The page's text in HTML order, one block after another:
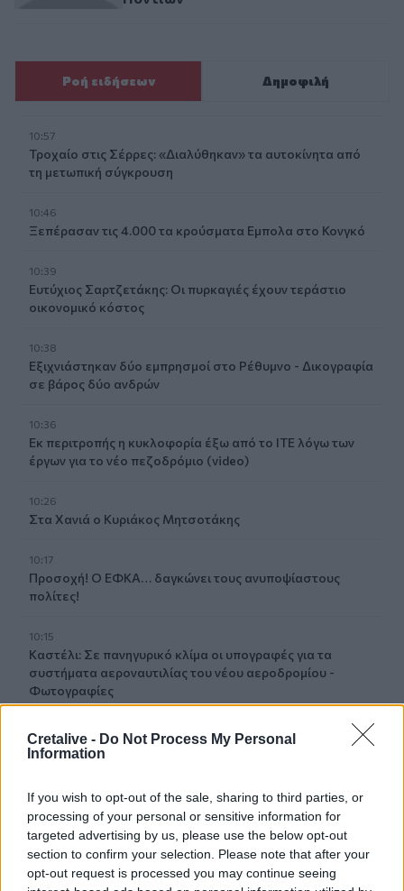
Cretalive - Do Not Process My Personal
Information
If you wish to opt-out of the sale, sharing to third parties, or
processing of your personal or sensitive information for
targeted advertising by us, please use the below opt-out
section to confirm your selection. Please note that after your
opt-out request is processed you may continue seeing
Ροή ειδήσεων Δημοφιλή
10:57
Τροχαίο στις Σέρρες: «Διαλύθηκαν» τα αυτοκίνητα από
τη μετωπική σύγκρουση
10:46
Ξεπέρασαν τις 4.000 τα κρούσματα Εμπολα στο Κονγκό
10:39
Ευτύχιος Σαρτζετάκης: Οι πυρκαγιές έχουν τεράστιο
οικονομικό κόστος
10:38
Εξιχνιάστηκαν δύο εμπρησμοί στο Ρέθυμνο - Δικογραφία
σε βάρος δύο ανδρών
10:36
Εκ περιτροπής η κυκλοφορία έξω από το ΙΤΕ λόγω των
έργων για το νέο πεζοδρόμιο (video)
10:26
Στα Χανιά ο Κυριάκος Μητσοτάκης
10:17
Προσοχή! Ο ΕΦΚΑ… δαγκώνει τους ανυποψίαστους
πολίτες!
10:15
Καστέλι: Σε πανηγυρικό κλίμα οι υπογραφές για τα
συστήματα αεροναυτιλίας του νέου αεροδρομίου -
Φωτογραφίες
10:09
Η μεγάλη αλλαγή στις συσκευασίες: Τι αλλάζει στην ΕΕ
10:07
Τι θα δούμε στα Κηποθέατρα Ηρακλείου το
Σαββατοκύριακο
10:00